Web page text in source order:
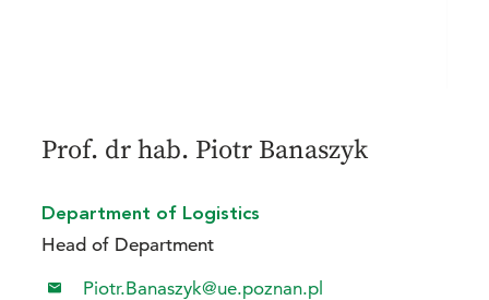
Prof. dr hab. Piotr Banaszyk
Department of Logistics
Head of Department
Piotr.Banaszyk@ue.poznan.pl